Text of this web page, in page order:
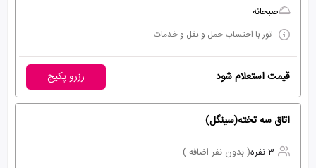
صبحانه
تور با احتساب حمل و نقل و خدمات
قیمت استعلام شود رزرو پکیج
اتاق سه تخته(سینگل)
3 نفره
( بدون نفر اضافه )